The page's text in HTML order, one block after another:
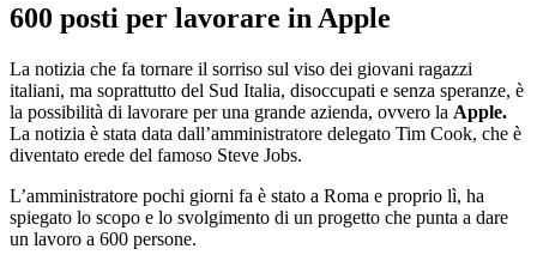
600 posti per lavorare in Apple
La notizia che fa tornare il sorriso sul viso dei giovani ragazzi
italiani, ma soprattutto del Sud Italia, disoccupati e senza speranze, è
la possibilità di lavorare per una grande azienda, ovvero la Apple.
La notizia è stata data dall’amministratore delegato Tim Cook, che è
diventato erede del famoso Steve Jobs.
L’amministratore pochi giorni fa è stato a Roma e proprio lì, ha
spiegato lo scopo e lo svolgimento di un progetto che punta a dare
un lavoro a 600 persone.